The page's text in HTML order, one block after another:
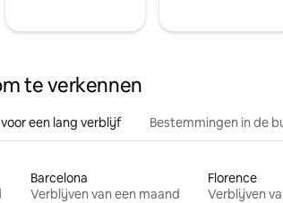
te verkennen
een lang verblijf Bestemmingen in de
Barcelona
Verblijven van een maand
Florence
Verblijven